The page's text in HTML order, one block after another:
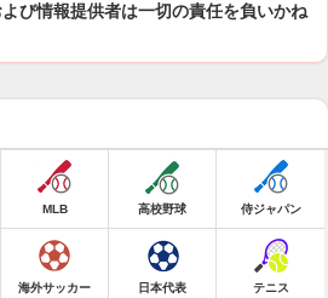
び情報提供者は一切の責任を負いかね
MLB 高校野球 侍ジャパン
海外サッカー 日本代表 テニス